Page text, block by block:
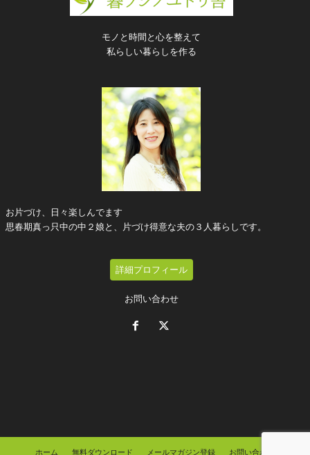
モノと時間と心を整えて
私らしい暮らしを作る
お片づけ、日々楽しんでます
思春期真っ只中の中２娘と、片づけ得意な夫の３人暮らしです。
詳細プロフィール
お問い合わせ
ホーム 無料ダウンロード メールマガジン登録 お問い合わせ